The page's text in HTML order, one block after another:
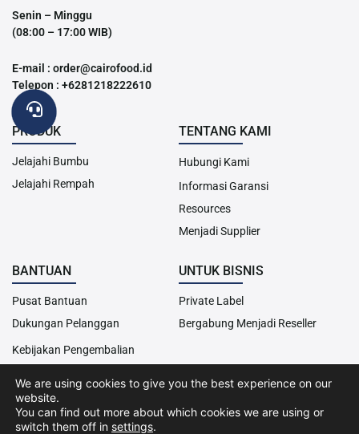
Senin – Minggu
(08:00 – 17:00 WIB)
E-mail : order@cairofood.id
Telepon : +6281218222610
PRODUK
Jelajahi Bumbu
Jelajahi Rempah
TENTANG KAMI
Hubungi Kami
Informasi Garansi
Resources
Menjadi Supplier
BANTUAN
Pusat Bantuan
Dukungan Pelanggan
Kebijakan Pengembalian
UNTUK BISNIS
Private Label
Bergabung Menjadi Reseller
Hak Cipta© 2013-2024 Cairo Food. Seluruh hak cipta dilindungi
undang-undang.
We are using cookies to give you the best experience on our
website.
You can find out more about which cookies we are using or
switch them off in settings.